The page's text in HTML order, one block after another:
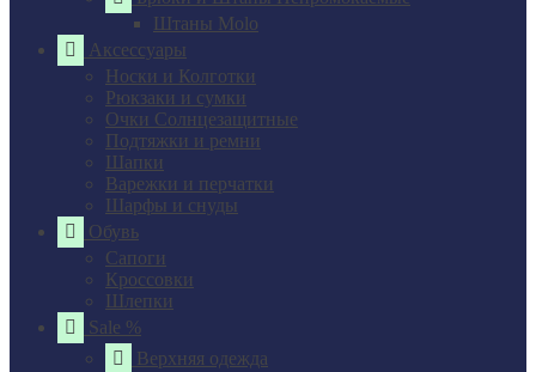
Штаны Molo
Аксессуары
Носки и Колготки
Рюкзаки и сумки
Очки Солнцезащитные
Подтяжки и ремни
Шапки
Варежки и перчатки
Шарфы и снуды
Обувь
Сапоги
Кроссовки
Шлепки
Sale %
Верхняя одежда